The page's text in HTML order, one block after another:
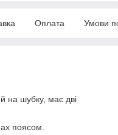
Оплата Умови
на шубку, має дві
поясом.